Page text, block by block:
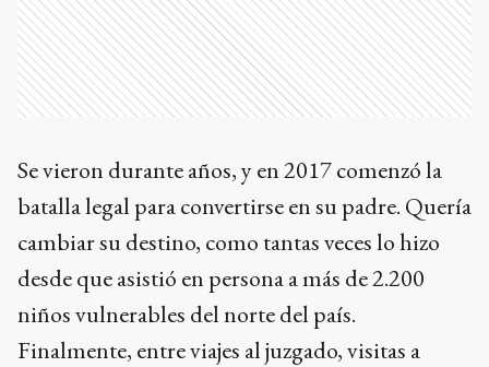
Se vieron durante años, y en 2017 comenzó la
batalla legal para convertirse en su padre. Quería
cambiar su destino, como tantas veces lo hizo
desde que asistió en persona a más de 2.200
niños vulnerables del norte del país.
Finalmente, entre viajes al juzgado, visitas a